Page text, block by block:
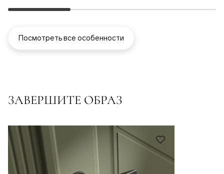
Посмотреть все особенности
ЗАВЕРШИТЕ ОБРАЗ